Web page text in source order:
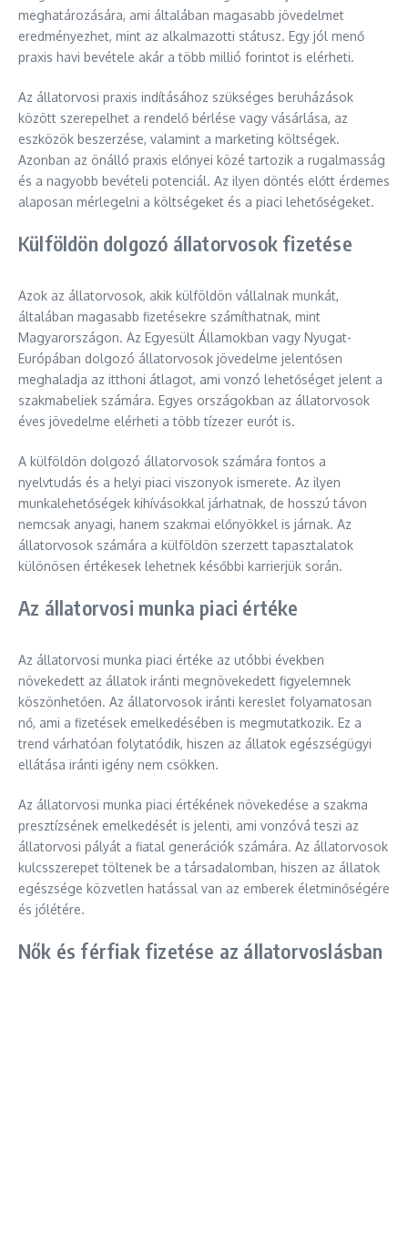
meghatározására, ami általában magasabb jövedelmet
eredményezhet, mint az alkalmazotti státusz. Egy jól menő
praxis havi bevétele akár a több millió forintot is elérheti.
Az állatorvosi praxis indításához szükséges beruházások
között szerepelhet a rendelő bérlése vagy vásárlása, az
eszközök beszerzése, valamint a marketing költségek.
Azonban az önálló praxis előnyei közé tartozik a rugalmasság
és a nagyobb bevételi potenciál. Az ilyen döntés előtt érdemes
alaposan mérlegelni a költségeket és a piaci lehetőségeket.
Külföldön dolgozó állatorvosok fizetése
Azok az állatorvosok, akik külföldön vállalnak munkát,
általában magasabb fizetésekre számíthatnak, mint
Magyarországon. Az Egyesült Államokban vagy Nyugat-
Európában dolgozó állatorvosok jövedelme jelentősen
meghaladja az itthoni átlagot, ami vonzó lehetőséget jelent a
szakmabeliek számára. Egyes országokban az állatorvosok
éves jövedelme elérheti a több tízezer eurót is.
A külföldön dolgozó állatorvosok számára fontos a
nyelvtudás és a helyi piaci viszonyok ismerete. Az ilyen
munkalehetőségek kihívásokkal járhatnak, de hosszú távon
nemcsak anyagi, hanem szakmai előnyökkel is járnak. Az
állatorvosok számára a külföldön szerzett tapasztalatok
különösen értékesek lehetnek későbbi karrierjük során.
Az állatorvosi munka piaci értéke
Az állatorvosi munka piaci értéke az utóbbi években
növekedett az állatok iránti megnövekedett figyelemnek
köszönhetően. Az állatorvosok iránti kereslet folyamatosan
nő, ami a fizetések emelkedésében is megmutatkozik. Ez a
trend várhatóan folytatódik, hiszen az állatok egészségügyi
ellátása iránti igény nem csökken.
Az állatorvosi munka piaci értékének növekedése a szakma
presztízsének emelkedését is jelenti, ami vonzóvá teszi az
állatorvosi pályát a fiatal generációk számára. Az állatorvosok
kulcsszerepet töltenek be a társadalomban, hiszen az állatok
egészsége közvetlen hatással van az emberek életminőségére
és jólétére.
Nők és férfiak fizetése az állatorvoslásban